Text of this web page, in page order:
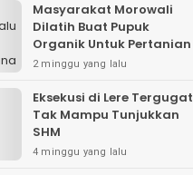
Masyarakat Morowali
Dilatih Buat Pupuk
Organik Untuk Pertanian
2 minggu yang lalu
Eksekusi di Lere Tergugat
Tak Mampu Tunjukkan
SHM
4 minggu yang lalu